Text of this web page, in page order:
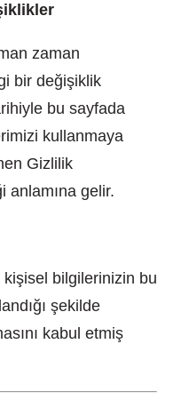
zaman
bir değişiklik
bu sayfada
kullanmaya
Gizlilik
anlamına gelir.
bilgilerinizin bu
şekilde
kabul etmiş